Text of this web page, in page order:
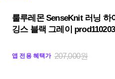
룰루레몬 SenseKnit 러닝 하
깅스 블랙 그레이
앱 전용 혜택가 207,000원